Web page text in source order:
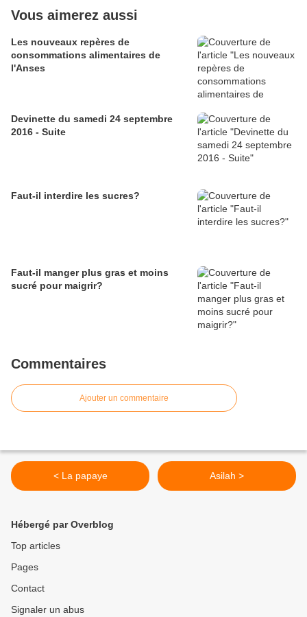
Vous aimerez aussi
Les nouveaux repères de
consommations alimentaires de
l'Anses
Devinette du samedi 24 septembre
2016 - Suite
Faut-il interdire les sucres?
Faut-il manger plus gras et moins
sucré pour maigrir?
Commentaires
Ajouter un commentaire
< La papaye Asilah >
Hébergé par Overblog
Top articles
Pages
Contact
Signaler un abus